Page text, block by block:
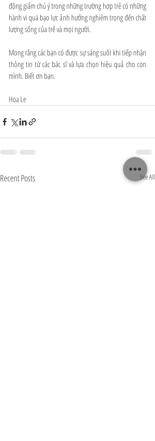
động giảm chú ý trong những trường hợp trẻ có những
hành vi quá bạo lực ảnh hưởng nghiêm trọng đến chất
lượng sống của trẻ và mọi người.
Mong rằng các bạn có được sự sáng suốt khi tiếp nhận
thông tin từ các bác sĩ và lựa chọn hiệu quả cho con
mình. Biết ơn bạn.
Hoa Le
Recent Posts See All